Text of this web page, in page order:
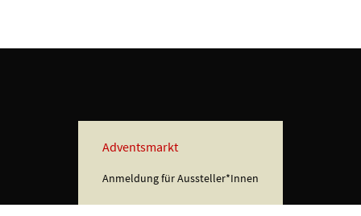
Adventsmarkt
Anmeldung für Aussteller*Innen